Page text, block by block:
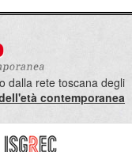
dalla rete toscana degli
contemporanea